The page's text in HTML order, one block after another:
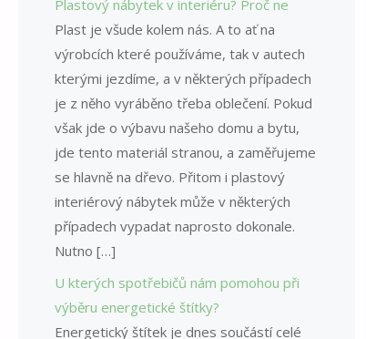
Plastový nábytek v interiéru? Proč ne
Plast je všude kolem nás. A to ať na
výrobcích které používáme, tak v autech
kterými jezdíme, a v některých případech
je z něho vyráběno třeba oblečení. Pokud
však jde o výbavu našeho domu a bytu,
jde tento materiál stranou, a zaměřujeme
se hlavně na dřevo. Přitom i plastový
interiérový nábytek může v některých
případech vypadat naprosto dokonale.
Nutno […]
U kterých spotřebičů nám pomohou při
výběru energetické štítky?
Energetický štítek je dnes součástí celé